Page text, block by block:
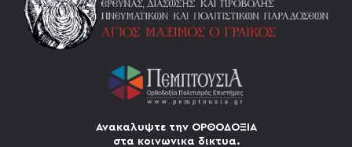
Ανακαλυψτε την ΟΡΘΟΔΟΞΙΑ
στα κοινωνικα δικτυα.